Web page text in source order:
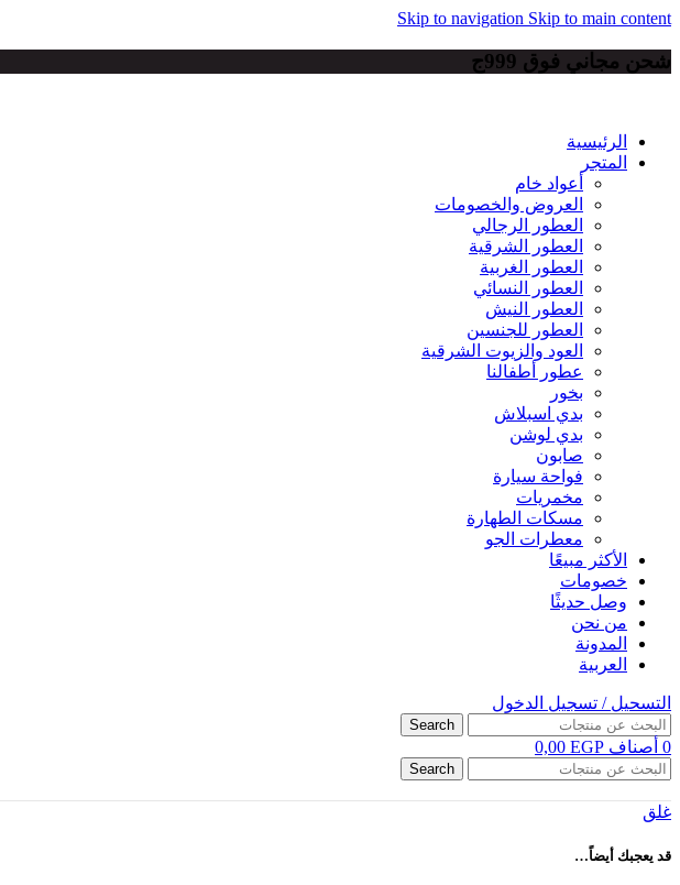
Skip to navigation Skip to main content
شحن مجاني فوق 999ج
الرئيسية
المتجر
أعواد خام
العروض والخصومات
العطور الرجالي
العطور الشرقية
العطور الغربية
العطور النسائي
العطور النيش
العطور للجنسين
العود والزيوت الشرقية
عطور أطفالنا
بخور
بدي اسبلاش
بدي لوشن
صابون
فواحة سيارة
مخمريات
مسكات الطهارة
معطرات الجو
الأكثر مبيعًا
خصومات
وصل حديثًا
من نحن
المدونة
العربية
التسحيل / تسجيل الدخول
Search
0 أصناف 0,00 EGP
Search
غلق
قد يعجبك أيضاً…